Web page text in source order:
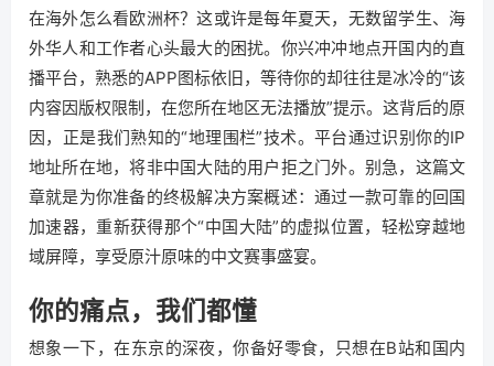
在海外怎么看欧洲杯？这或许是每年夏天，无数留学生、海
外华人和工作者心头最大的困扰。你兴冲冲地点开国内的直
播平台，熟悉的APP图标依旧，等待你的却往往是冰冷的“该
内容因版权限制，在您所在地区无法播放”提示。这背后的原
因，正是我们熟知的“地理围栏”技术。平台通过识别你的IP
地址所在地，将非中国大陆的用户拒之门外。别急，这篇文
章就是为你准备的终极解决方案概述：通过一款可靠的回国
加速器，重新获得那个“中国大陆”的虚拟位置，轻松穿越地
域屏障，享受原汁原味的中文赛事盛宴。
你的痛点，我们都懂
想象一下，在东京的深夜，你备好零食，只想在B站和国内